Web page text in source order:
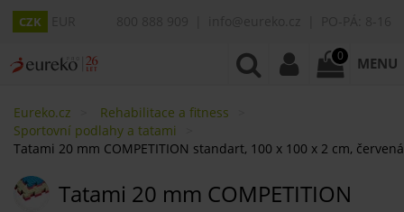
CZK
0 MENU
Eureko.cz
Rehabilitace a fitness
Sportovní podlahy a tatami
Tatami 20 mm COMPETITION standart, 100 x 100 x 2 cm,
Tatami 20 mm COMPETITION